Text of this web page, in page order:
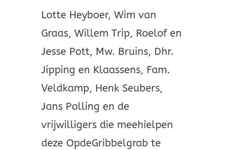
Lotte Heyboer, Wim van
Graas, Willem Trip, Roelof en
Jesse Pott, Mw. Bruins, Dhr.
Jipping en Klaassens, Fam.
Veldkamp, Henk Seubers,
Jans Polling en de
vrijwilligers die meehielpen
deze OpdeGribbelgrab te